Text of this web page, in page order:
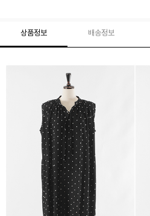
상품정보 배송정보